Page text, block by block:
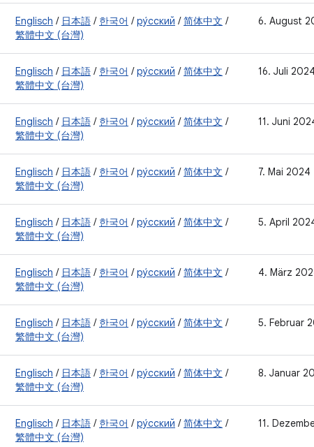
Englisch / 日本語 / 한국어 /ру́сский /简体中文 /
繁體中文 (台灣)
6. August
Englisch / 日本語 / 한국어 /ру́сский /简体中文 /
繁體中文 (台灣)
16. Juli 2024
Englisch / 日本語 / 한국어 /ру́сский /简体中文 /
繁體中文 (台灣)
11. Juni
Englisch / 日本語 / 한국어 /ру́сский /简体中文 /
繁體中文 (台灣)
7. Mai 2024
Englisch / 日本語 / 한국어 /ру́сский /简体中文 /
繁體中文 (台灣)
5. April
Englisch / 日本語 / 한국어 /ру́сский /简体中文 /
繁體中文 (台灣)
4. März
Englisch / 日本語 / 한국어 /ру́сский /简体中文 /
繁體中文 (台灣)
5. Februar
Englisch / 日本語 / 한국어 /ру́сский /简体中文 /
繁體中文 (台灣)
8. Januar
Englisch / 日本語 / 한국어 /ру́сский /简体中文 /
繁體中文 (台灣)
11.